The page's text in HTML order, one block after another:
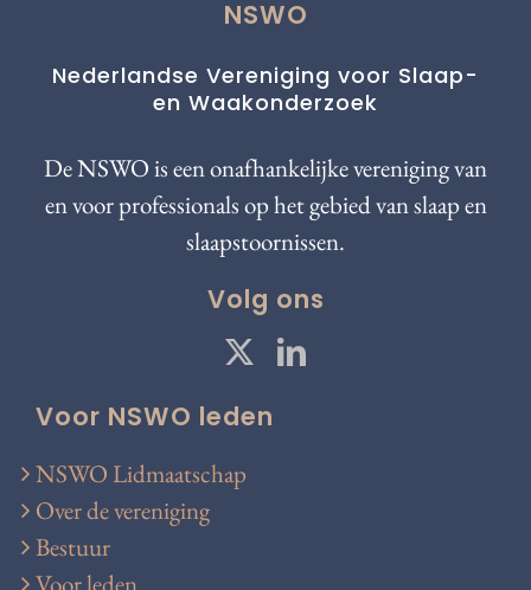
NSWO
Nederlandse Vereniging voor Slaap-
en Waakonderzoek
De NSWO is een onafhankelijke vereniging van
en voor professionals op het gebied van slaap en
slaapstoornissen.
Volg ons
Voor NSWO leden
NSWO Lidmaatschap
Over de vereniging
Bestuur
Voor leden